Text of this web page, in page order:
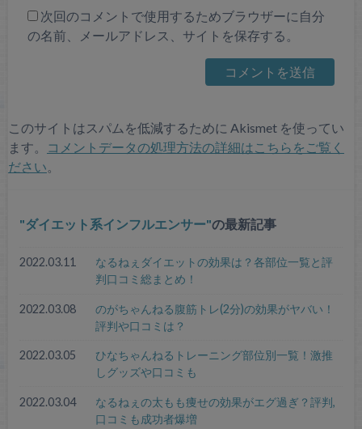
次回のコメントで使用するためブラウザーに自分
の名前、メールアドレス、サイトを保存する。
このサイトはスパムを低減するために Akismet を使ってい
ます。
コメントデータの処理方法の詳細はこちらをご覧く
ださい。
ダイエット系インフルエンサー の最新記事
2022.03.11
なるねぇダイエットの効果は？各部位一覧と評
判口コミ総まとめ！
2022.03.08
のがちゃんねる腹筋トレ(2分)の効果がヤバい！
評判や口コミは？
2022.03.05
ひなちゃんねるトレーニング部位別一覧！激推
しグッズや口コミも
2022.03.04
なるねぇの太もも痩せの効果がエグ過ぎ？評判,
口コミも成功者爆増